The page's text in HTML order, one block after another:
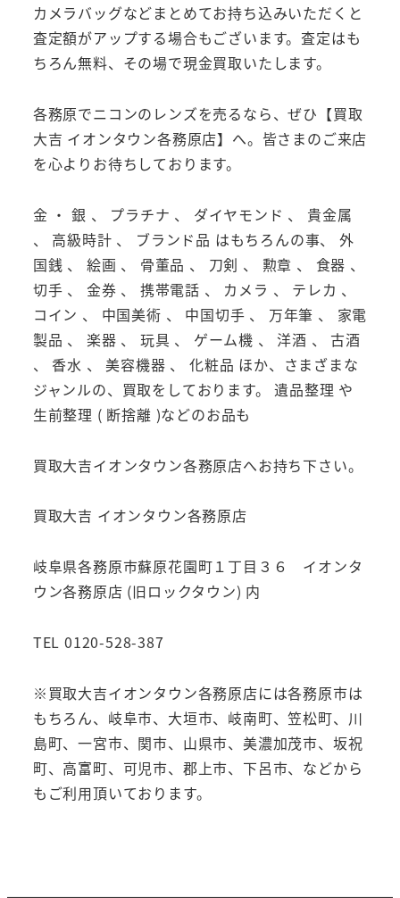
カメラバッグなどまとめてお持ち込みいただくと
査定額がアップする場合もございます。査定はも
ちろん無料、その場で現金買取いたします。
各務原でニコンのレンズを売るなら、ぜひ【買取
大吉 イオンタウン各務原店】へ。皆さまのご来店
を心よりお待ちしております。
金 ・ 銀 、 プラチナ 、 ダイヤモンド 、 貴金属
、 高級時計 、 ブランド品 はもちろんの事、 外
国銭 、 絵画 、 骨董品 、 刀剣 、 勲章 、 食器 、
切手 、 金券 、 携帯電話 、 カメラ 、 テレカ 、
コイン 、 中国美術 、 中国切手 、 万年筆 、 家電
製品 、 楽器 、 玩具 、 ゲーム機 、 洋酒 、 古酒
、 香水 、 美容機器 、 化粧品 ほか、さまざまな
ジャンルの、買取をしております。 遺品整理 や
生前整理 ( 断捨離 )などのお品も
買取大吉イオンタウン各務原店へお持ち下さい。
買取大吉 イオンタウン各務原店
岐阜県各務原市蘇原花園町１丁目３６ イオンタ
ウン各務原店 (旧ロックタウン) 内
TEL 0120-528-387
※買取大吉イオンタウン各務原店には各務原市は
もちろん、岐阜市、大垣市、岐南町、笠松町、川
島町、一宮市、関市、山県市、美濃加茂市、坂祝
町、高富町、可児市、郡上市、下呂市、などから
もご利用頂いております。